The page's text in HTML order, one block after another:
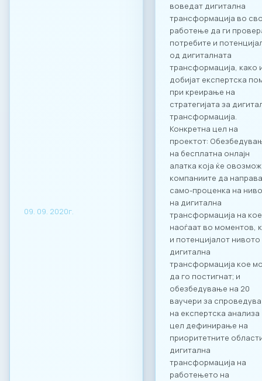
09. 09. 2020г.
воведат дигитална
трансформација во
работење да ги
потребите и
од дигиталната
трансформација, како
добијат експертска
при креирање на
стратегијата за
трансформација.
Конкретна цел на
проектот:
на бесплатна онлајн
алатка која ќе
компаниите да
само-проценка на
на дигитална
трансформација на
наоѓаат во моментов,
и потенцијалот нивото
дигитална
трансформација кое
да го постигнат; и
обезбедување на 20
ваучери за
на експертска анализа
цел дефинирање на
приоритетните
дигитална
трансформација на
работењето на